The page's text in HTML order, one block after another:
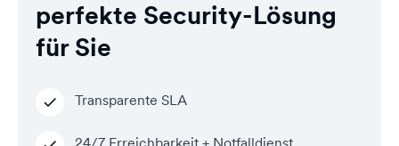
perfekte Security-Lösung
für Sie
Transparente SLA
24/7 Erreichbarkeit + Notfalldienst